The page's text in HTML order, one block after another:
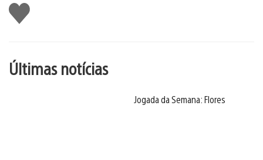
Curtir
Últimas notícias
Jogada da Semana: Flores